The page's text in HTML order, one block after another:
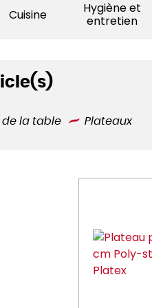
Cuisine
Hygiène et
entretien
de la table Plateaux